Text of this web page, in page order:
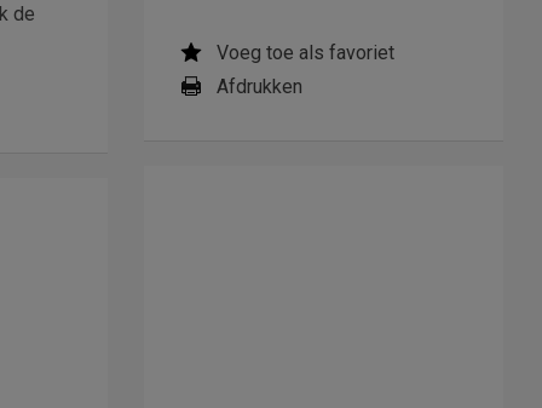
de
Voeg toe als favoriet
Afdrukken